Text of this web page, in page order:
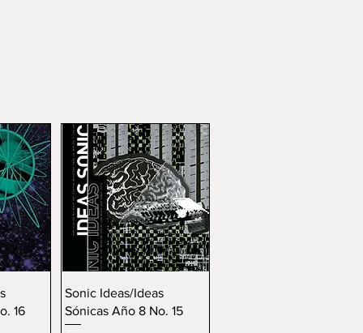
16
Vista rápida
Sonic Ideas/Ideas
Sónicas Año 8 No. 15